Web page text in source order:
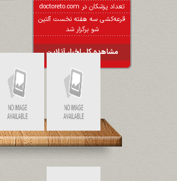
تعداد پزشکان در doctoreto.com
قرعه‌کشی سه هفته نخست آلتین
شو برگزار شد
مشاهده کل اخبار آنلاین